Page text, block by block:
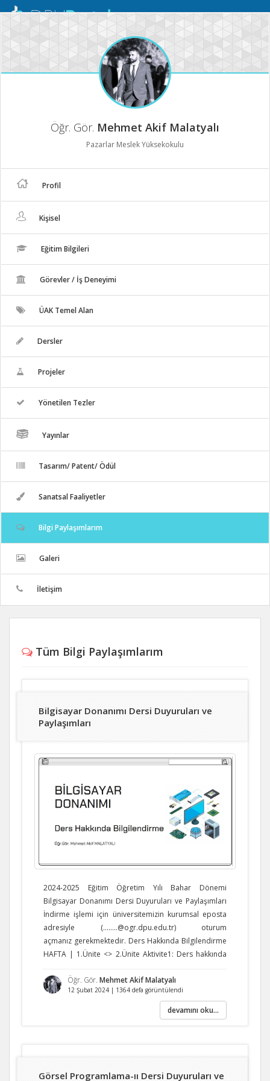
Mobil
Öğr. Gör. Mehmet Akif Malatyalı
Pazarlar Meslek Yüksekokulu
Profil
Kişisel
Eğitim Bilgileri
Görevler / İş Deneyimi
ÜAK Temel Alan
Dersler
Projeler
Yönetilen Tezler
Yayınlar
Tasarım/ Patent/ Ödül
Sanatsal Faaliyetler
Bilgi Paylaşımlarım
Galeri
İletişim
Tüm Bilgi Paylaşımlarım
Bilgisayar Donanımı Dersi Duyuruları ve
Paylaşımları
2024-2025 Eğitim Öğretim Yılı Bahar Dönemi
Bilgisayar Donanımı Dersi Duyuruları ve Paylaşımları
İndirme işlemi için üniversitemizin kurumsal eposta
adresiyle (……..@ogr.dpu.edu.tr) oturum
açmanız gerekmektedir. Ders Hakkında Bilgilendirme
HAFTA | 1.Ünite <> 2.Ünite ​​Aktivite1: Ders hakkında
bilgilendirme. ​​Aktivite2: 1.Ünite ve 2.Ünite konularının
sunumu. (Temel Bilgi Teknolojileri dersindeki giriş
konularının tekrarı) Aktivite3: Bilgisayar
Laboratuarındaki donanımları Linkteki talimatlara
uygun olarak inceleyiniz ve tespit ettiğiniz sorunları
Hazırlık: 4-5.Ünite okunarak derse gelinecektir.​
Öğr. Gör. Mehmet Akif Malatyalı
12 Şubat 2024 | 1364 defa görüntülendi
devamını oku...
Görsel Programlama-ıı Dersi Duyuruları ve